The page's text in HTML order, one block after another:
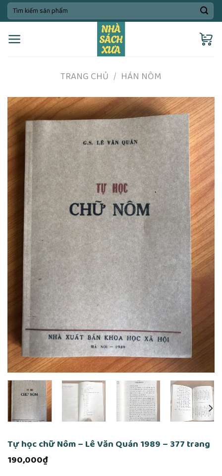
Skip
to
content
Tìm
kiếm:
TRANG CHỦ / HÁN NÔM
Tự học chữ Nôm – Lê Văn Quán 1989 – 377 trang
190,000₫